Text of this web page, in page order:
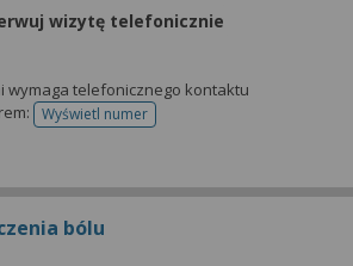
wizytę telefonicznie
wymaga telefonicznego kontaktu
Wyświetl numertelefonu do rejestracji
bólu